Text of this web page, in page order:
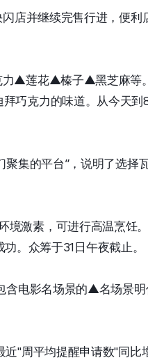
店并继续完售行进，便利
力▲莲花▲榛子▲黑芝麻等
巧克力的味道。从今天到
聚集的平台”，说明了选择
激素，可进行高温烹饪
。众筹于31日午夜截止。
含电影名场景的▲名场景
近"周平均提醒申请数"同比